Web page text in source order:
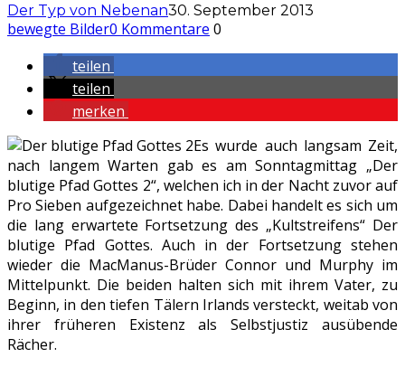
Der Typ von Nebenan30. September 2013
bewegte Bilder0 Kommentare 0
teilen
teilen
merken
Es wurde auch langsam Zeit,
nach langem Warten gab es am Sonntagmittag „Der
blutige Pfad Gottes 2“, welchen ich in der Nacht zuvor auf
Pro Sieben aufgezeichnet habe. Dabei handelt es sich um
die lang erwartete Fortsetzung des „Kultstreifens“ Der
blutige Pfad Gottes. Auch in der Fortsetzung stehen
wieder die MacManus-Brüder Connor und Murphy im
Mittelpunkt. Die beiden halten sich mit ihrem Vater, zu
Beginn, in den tiefen Tälern Irlands versteckt, weitab von
ihrer früheren Existenz als Selbstjustiz ausübende
Rächer.